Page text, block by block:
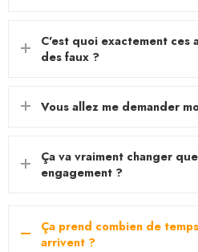
C'est quoi exactement ces
des faux ?
Vous allez me demander
Ça va vraiment changer
engagement ?
Ça prend combien de
arrivent ?